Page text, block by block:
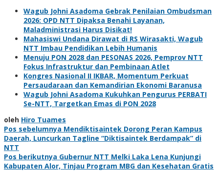
Wagub Johni Asadoma Gebrak Penilaian Ombudsman
2026: OPD NTT Dipaksa Benahi Layanan,
Maladministrasi Harus Disikat!
Mahasiswi Undana Dirawat di RS Wirasakti, Wagub
NTT Imbau Pendidikan Lebih Humanis
Menuju PON 2028 dan PESONAS 2026, Pemprov NTT
Fokus Infrastruktur dan Pembinaan Atlet
Kongres Nasional II IKBAR, Momentum Perkuat
Persaudaraan dan Kemandirian Ekonomi Baranusa
Wagub Johni Asadoma Kukuhkan Pengurus PERBATI
Se-NTT, Targetkan Emas di PON 2028
oleh Hiro Tuames
Navigasi
pos
Pos sebelumnya Mendiktisaintek Dorong Peran Kampus
Daerah, Luncurkan Tagline “Diktisaintek Berdampak” di
NTT
Pos berikutnya Gubernur NTT Melki Laka Lena Kunjungi
Kabupaten Alor, Tinjau Program MBG dan Kesehatan Gratis